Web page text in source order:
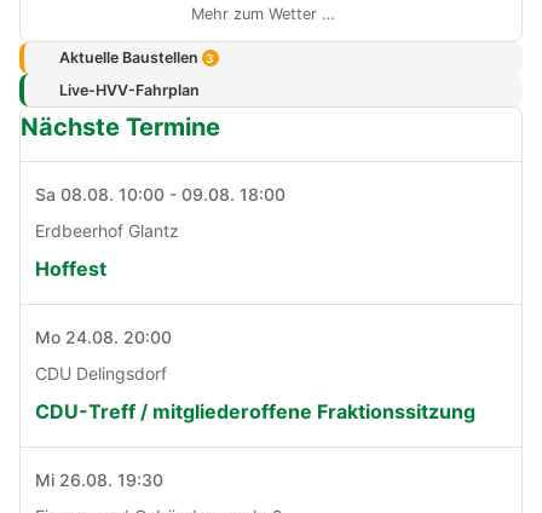
Mehr zum Wetter …
Aktuelle Baustellen 3
Live-HVV-Fahrplan
Nächste Termine
Sa 08.08. 10:00 - 09.08. 18:00
Erdbeerhof Glantz
Hoffest
Mo 24.08. 20:00
CDU Delingsdorf
CDU-Treff / mitgliederoffene Fraktionssitzung
Mi 26.08. 19:30